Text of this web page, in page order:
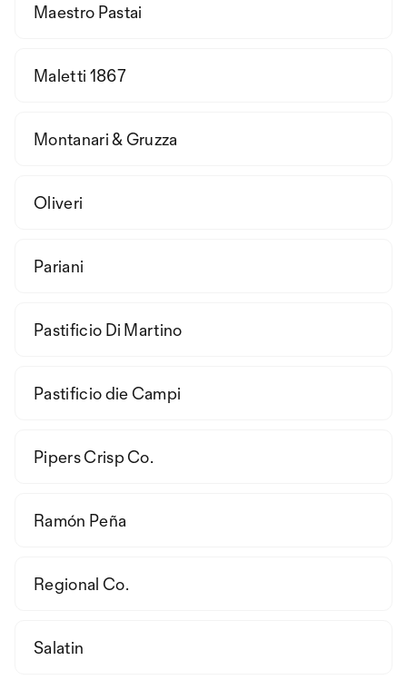
Maestro Pastai
Maletti 1867
Montanari & Gruzza
Oliveri
Pariani
Pastificio Di Martino
Pastificio die Campi
Pipers Crisp Co.
Ramón Peña
Regional Co.
Salatin